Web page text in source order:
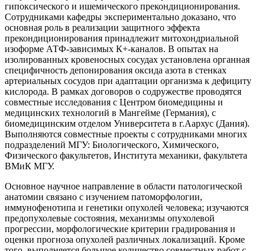
гипоксического и ишемического прекондиционирования.
Сотрудниками кафедры экспериментально доказано, что
основная роль в реализации защитного эффекта
прекондиционирования принадлежит митохондриальной
изоформе АТФ-зависимых К+-каналов. В опытах на
изолированных кровеносных сосудах установлена органная
специфичность депонирования оксида азота в стенках
артериальных сосудов при адаптации организма к дефициту
кислорода. В рамках договоров о содружестве проводятся
совместные исследования с Центром биомедицины и
медицинских технологий в Мангейме (Германия), с
биомедицинским отделом Университета в г.Аархус (Дания).
Выполняются совместные проекты с сотрудниками многих
подразделений МГУ: Биологического, Химического,
Физического факультетов, Института механики, факультета
ВМиК МГУ.
Основное научное направление в области патологической
анатомии связано с изучением патоморфологии,
иммунофенотипа и генетики опухолей человека; изучаются
предопухолевые состояния, механизмы опухолевой
прогрессии, морфологические критерии градирования и
оценки прогноза опухолей различных локализаций. Кроме